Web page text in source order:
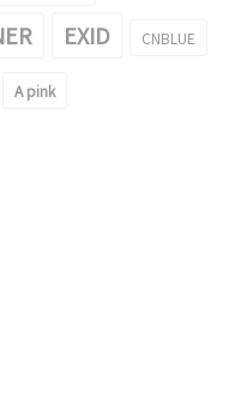
EXID CNBLUE
A pink